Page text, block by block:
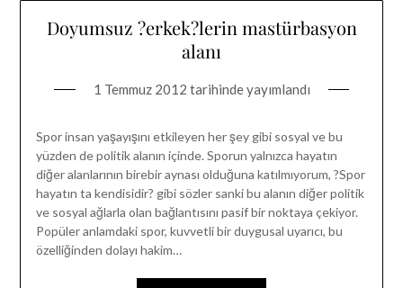
Doyumsuz ?erkek?lerin mastürbasyon
alanı
1 Temmuz 2012 tarihinde yayımlandı
Spor insan yaşayışını etkileyen her şey gibi sosyal ve bu
yüzden de politik alanın içinde. Sporun yalnızca hayatın
diğer alanlarının birebir aynası olduğuna katılmıyorum, ?Spor
hayatın ta kendisidir? gibi sözler sanki bu alanın diğer politik
ve sosyal ağlarla olan bağlantısını pasif bir noktaya çekiyor.
Popüler anlamdaki spor, kuvvetli bir duygusal uyarıcı, bu
özelliğinden dolayı hakim…